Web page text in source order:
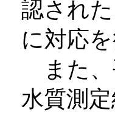
認され
に対応
また、
水質測